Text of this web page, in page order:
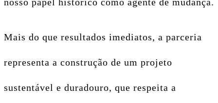
Mais do que resultados imediatos, a parceria
representa a construção de um projeto
sustentável e duradouro, que respeita a